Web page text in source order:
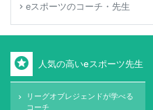
keyboard_arrow_right eスポーツのコーチ・先生
stars 人気の高いeスポーツ先生
keyboard_arrow_right
リーグオブレジェンドが学べる
コーチ